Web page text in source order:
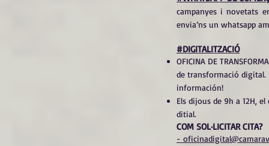
campanyes i novetats
envia’ns un whatsapp
#DIGITALITZACIÓ
OFICINA DE
de transformació digital.
información!
Els dijous de 9h a 12H,
ditial.
COM SOL·LICITAR CITA?
-